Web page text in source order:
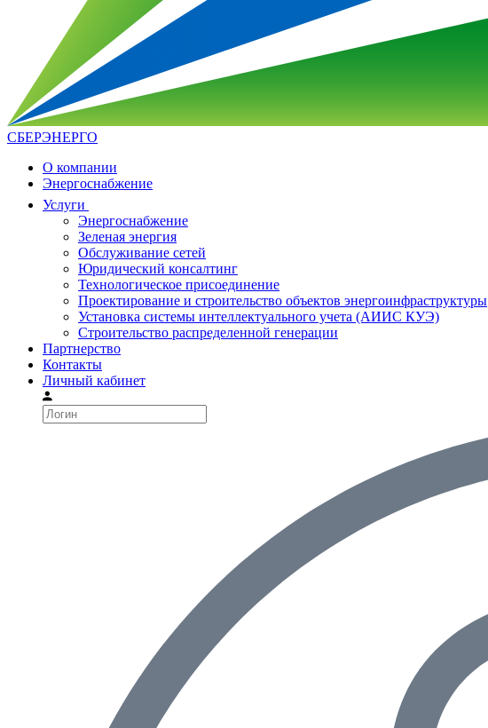
СБЕРЭНЕРГО
О компании
Энергоснабжение
Услуги
Энергоснабжение
Зеленая энергия
Обслуживание сетей
Юридический консалтинг
Технологическое присоединение
Проектирование и строительство объектов энергоинфраструктуры
Установка системы интеллектуального учета (АИИС КУЭ)
Строительство распределенной генерации
Партнерство
Контакты
Личный кабинет